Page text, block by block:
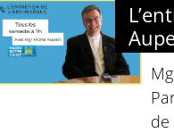
de